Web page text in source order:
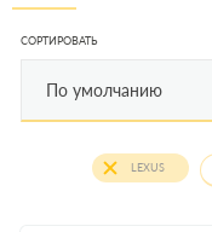
СОРТИРОВАТЬ
По умолчанию
LEXUS